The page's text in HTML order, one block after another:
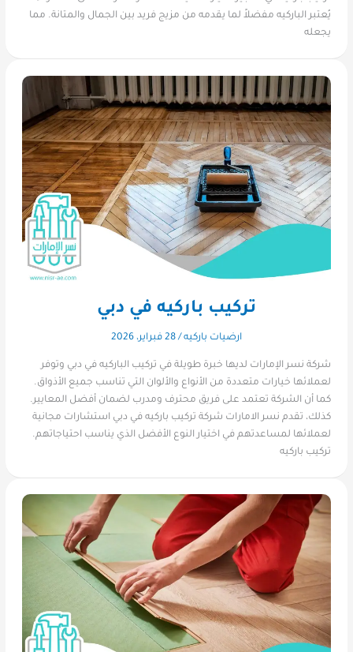
يُعتبر الباركيه مفضلاً لما يقدمه من مزيج فريد بين الجمال والمتانة. مما
يجعله
تركيب باركيه في دبي
ارضيات باركيه /28 فبراير، 2026
شركة نسر الإمارات لديها خبرة طويلة في تركيب الباركيه في دبي وتوفر
لعملائها خيارات متعددة من الأنواع والألوان التي تناسب جميع الأذواق.
كما أن الشركة تعتمد على فريق محترف ومدرب لضمان أفضل المعايير.
كذلك، تقدم نسر الامارات شركة تركيب باركيه في دبي استشارات مجانية
لعملائها لمساعدتهم في اختيار النوع الأفضل الذي يناسب احتياجاتهم.
تركيب باركيه